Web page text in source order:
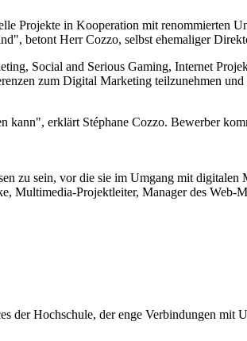
Projekte in Kooperation mit renommierten
betont Herr Cozzo, selbst ehemaliger
Social and Serious Gaming, Internet
zum Digital Marketing teilzunehmen und
kann", erklärt Stéphane Cozzo. Bewerber
zu sein, vor die sie im Umgang mit
Multimedia-Projektleiter, Manager des Web-
der Hochschule, der enge Verbindungen mit